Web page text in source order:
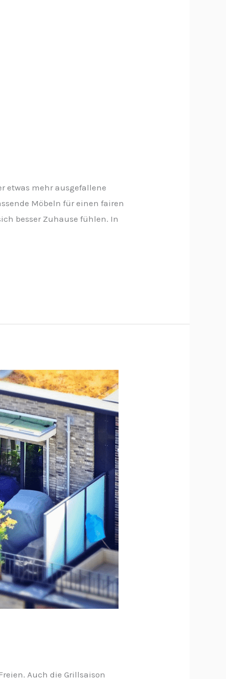
etwas mehr ausgefallene
Möbeln für einen fairen
besser Zuhause fühlen. In
Auch die Grillsaison